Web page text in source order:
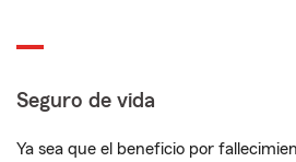
Seguro de vida
Ya sea que el beneficio por